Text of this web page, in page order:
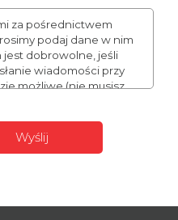
za pośrednictwem
podaj dane w nim
jest dobrowolne, jeśli
wiadomości przy
możliwe (nie musisz
dane osobowe. W takim
danych